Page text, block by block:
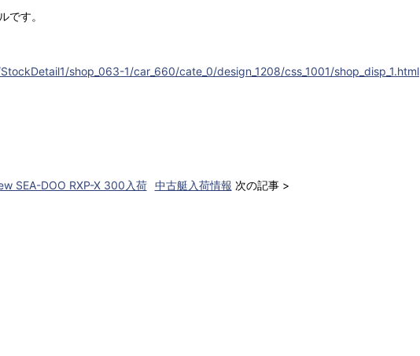
です。
shop_063-1/car_660/cate_0/design_1208/css_1001/shop_disp_1.html
SEA-DOO RXP-X 300入荷 中古艇入荷情報 次の記事 >